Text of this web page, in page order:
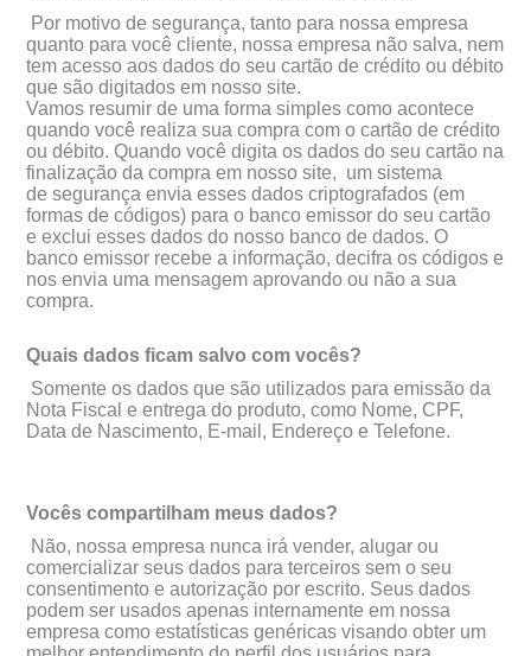
Por motivo de segurança, tanto para nossa empresa
quanto para você cliente, nossa empresa não salva, nem
tem acesso aos dados do seu cartão de crédito ou débito
que são digitados em nosso site.
Vamos resumir de uma forma simples como acontece
quando você realiza sua compra com o cartão de crédito
ou débito. Quando você digita os dados do seu cartão na
finalização da compra em nosso site, um sistema
de segurança envia esses dados criptografados (em
formas de códigos) para o banco emissor do seu cartão
e exclui esses dados do nosso banco de dados. O
banco emissor recebe a informação, decifra os códigos e
nos envia uma mensagem aprovando ou não a sua
compra.
Quais dados ficam salvo com vocês?
Somente os dados que são utilizados para emissão da
Nota Fiscal e entrega do produto, como Nome, CPF,
Data de Nascimento, E-mail, Endereço e Telefone.
Vocês compartilham meus dados?
Não, nossa empresa nunca irá vender, alugar ou
comercializar seus dados para terceiros sem o seu
consentimento e autorização por escrito. Seus dados
podem ser usados apenas internamente em nossa
empresa como estatísticas genéricas visando obter um